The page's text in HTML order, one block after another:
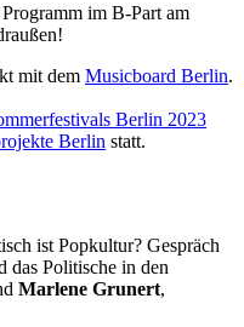
im B-Part am
mit dem Musicboard Berlin.
Berlin 2023
Berlin statt.
ist Popkultur? Gespräch
das Politische in den
Marlene Grunert,